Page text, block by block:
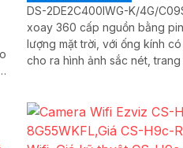
DS-2DE2C400IWG-K/4G/
xoay 360 cấp nguồn bằng
lượng mặt trời, với ống kính
cho ra hình ảnh sắc nét,